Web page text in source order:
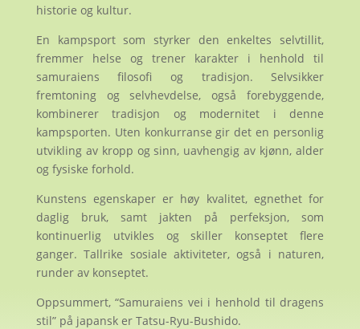
historie og kultur.
En kampsport som styrker den enkeltes selvtillit,
fremmer helse og trener karakter i henhold til
samuraiens filosofi og tradisjon. Selvsikker
fremtoning og selvhevdelse, også forebyggende,
kombinerer tradisjon og modernitet i denne
kampsporten. Uten konkurranse gir det en personlig
utvikling av kropp og sinn, uavhengig av kjønn, alder
og fysiske forhold.
Kunstens egenskaper er høy kvalitet, egnethet for
daglig bruk, samt jakten på perfeksjon, som
kontinuerlig utvikles og skiller konseptet flere
ganger. Tallrike sosiale aktiviteter, også i naturen,
runder av konseptet.
Oppsummert, “Samuraiens vei i henhold til dragens
stil” på japansk er Tatsu-Ryu-Bushido.